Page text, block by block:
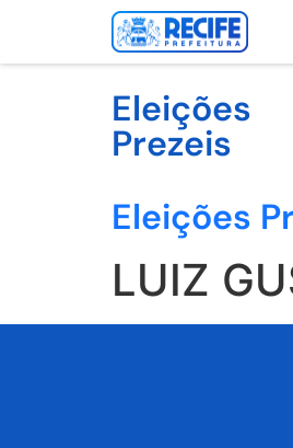
Eleições
Prezeis
Eleições
LUIZ